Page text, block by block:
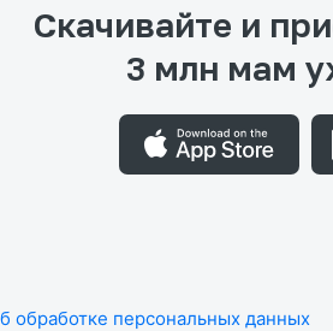
Скачивайте и
3 млн мам
обработке персональных данных